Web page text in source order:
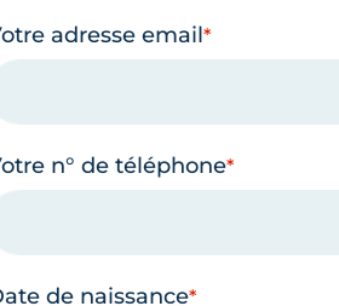
adresse email
n° de téléphone
de naissance